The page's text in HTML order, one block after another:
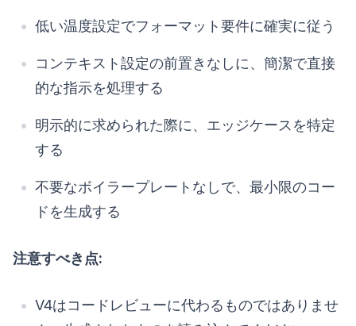
低い温度設定でフォーマット要件に確実に従う
コンテキスト設定の前置きなしに、簡潔で直接
的な指示を処理する
明示的に求められた際に、エッジケースを特定
する
不要なボイラープレートなしで、最小限のコー
ドを生成する
注意すべき点:
V4はコードレビューに代わるものではありませ